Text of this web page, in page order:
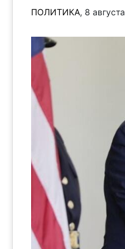
ПОЛИТИКА, 8